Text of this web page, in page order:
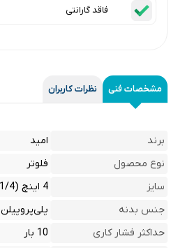
فاقد گارانتی
مشخصات فنی نظرات کاربران
برند
امید
نوع محصول
فلوتر
سایز
4 اینچ (1/4 1)
جنس بدنه
پلی‌پروپیلن
حداکثر فشار کاری
10 بار